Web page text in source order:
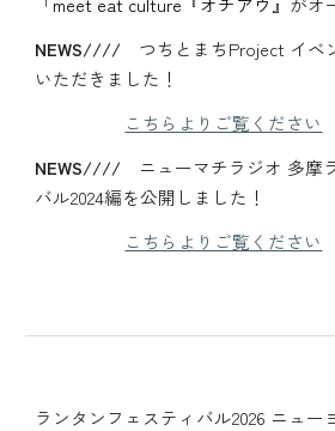
NEWS////
つちとまちProject イベ
いただきま した！
こちらよりご覧ください
NEWS//// ニューマチラジオ 多摩
バル2024編を公開しました！
こちらよりご覧ください
ランタンフェスティバル2026 ニュー